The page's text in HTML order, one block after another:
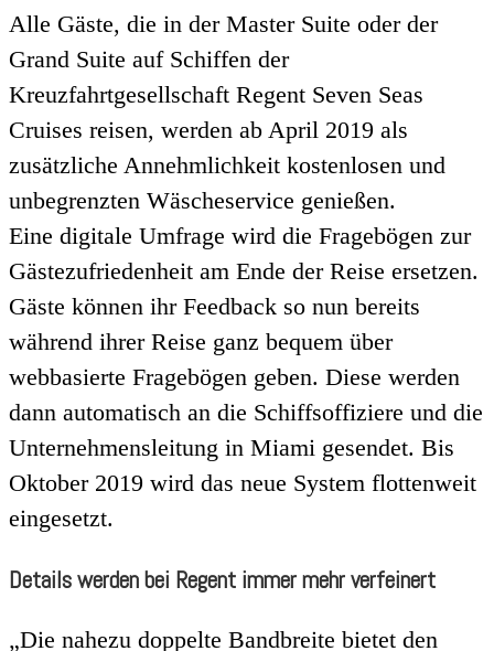
Alle Gäste, die in der Master Suite oder der
Grand Suite auf Schiffen der
Kreuzfahrtgesellschaft Regent Seven Seas
Cruises reisen, werden ab April 2019 als
zusätzliche Annehmlichkeit kostenlosen und
unbegrenzten Wäscheservice genießen.
Eine digitale Umfrage wird die Fragebögen zur
Gästezufriedenheit am Ende der Reise ersetzen.
Gäste können ihr Feedback so nun bereits
während ihrer Reise ganz bequem über
webbasierte Fragebögen geben. Diese werden
dann automatisch an die Schiffsoffiziere und die
Unternehmensleitung in Miami gesendet. Bis
Oktober 2019 wird das neue System flottenweit
eingesetzt.
Details werden bei Regent immer mehr verfeinert
„Die nahezu doppelte Bandbreite bietet den